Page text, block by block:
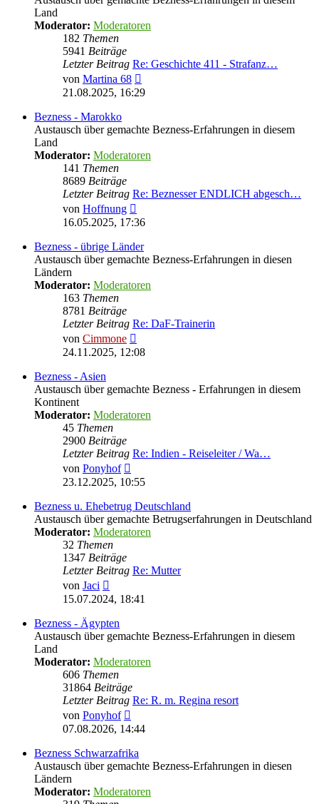
Land
Moderator: Moderatoren
182 Themen
5941 Beiträge
Letzter Beitrag Re: Geschichte 411 - Strafanz…
von Martina 68
Beitrag
21.08.2025, 16:29
Bezness - Marokko
Austausch über gemachte Bezness-Erfahrungen in diesem
Land
Moderator: Moderatoren
141 Themen
8689 Beiträge
Letzter Beitrag Re: Beznesser ENDLICH abgesch…
von Hoffnung
Beitrag
16.05.2025, 17:36
Bezness - übrige Länder
Austausch über gemachte Bezness-Erfahrungen in diesen
Ländern
Moderator: Moderatoren
163 Themen
8781 Beiträge
Letzter Beitrag Re: DaF-Trainerin
von Cimmone
Beitrag
24.11.2025, 12:08
Bezness - Asien
Austausch über gemachte Bezness - Erfahrungen in diesem
Kontinent
Moderator: Moderatoren
45 Themen
2900 Beiträge
Letzter Beitrag Re: Indien - Reiseleiter / Wa…
von Ponyhof
Beitrag
23.12.2025, 10:55
Bezness u. Ehebetrug Deutschland
Austausch über gemachte Betrugserfahrungen in Deutschland
Moderator: Moderatoren
32 Themen
1347 Beiträge
Letzter Beitrag Re: Mutter
von Jaci
Beitrag
15.07.2024, 18:41
Bezness - Ägypten
Austausch über gemachte Bezness-Erfahrungen in diesem
Land
Moderator: Moderatoren
606 Themen
31864 Beiträge
Letzter Beitrag Re: R. m. Regina resort
von Ponyhof
Beitrag
07.08.2026, 14:44
Bezness Schwarzafrika
Austausch über gemachte Bezness-Erfahrungen in diesen
Ländern
Moderator: Moderatoren